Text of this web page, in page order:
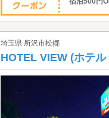
埼玉県 所沢市松郷
HOTEL VIEW (ホテル